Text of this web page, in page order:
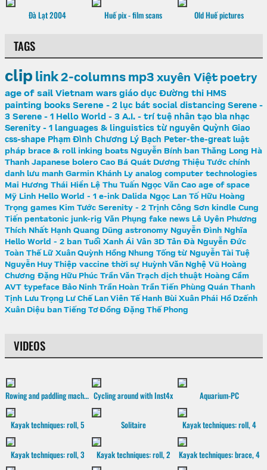
Đà Lạt 2004 Huế pix - film scans Old Huế pictures
TAGS
clip link 2-columns mp3 xuyên Việt poetry
age of sail Vietnam wars giáo dục Đường thi HMS
painting books Serene - 2 lục bát social distancing Serene -
3 Serene - 1 Hello World - 3 A.I. - trí tuệ nhân tạo bìa nhạc
Serenity - 1 languages & linguistics từ nguyên Quỳnh Giao
css-shape Phạm Đình Chương Lý Bạch Peter-the-great luật
pháp brace & roll inking boats Nguyễn Bính ban Thăng Long Hà
Thanh Japanese bolero Cao Bá Quát Dương Thiệu Tước chính
danh lưu manh Garmin Khánh Ly analog computer technologies
Mai Hương Thái Hiền Lệ Thu Tuấn Ngọc Văn Cao age of space
Mỹ Linh Hello World - 1 e-ink Dalida Ngọc Lan Tố Hữu Hoàng
Trọng games Kim Tước Serenity - 2 Trịnh Công Sơn kindle Cung
Tiến pentatonic junk-rig Văn Phụng fake news Lê Uyên Phương
Thích Nhất Hạnh Quang Dũng astronomy Nguyễn Đình Nghĩa
Hello World - 2 ban Tuổi Xanh Ái Vân 3D Tản Đà
Nguyễn Đức
Toàn Thế Lữ Xuân Quỳnh Hồng Nhung Tống từ Nguyễn Tài Tuệ
Nguyễn Huy Thiệp vaccine thời sự Huỳnh Văn Nghệ Vũ Hoàng
Chương Đặng Hữu Phúc Trần Văn Trạch dịch thuật Hoàng Cầm
AVT typeface Bảo Ninh Trần Hoàn Trần Tiến Phùng Quán Thanh
Tịnh Lưu Trọng Lư Chế Lan Viên Tế Hanh Bùi Xuân Phái
Hồ Dzếnh
Xuân Diệu ban Tiếng Tơ Đồng Đặng Thế Phong
VIDEOS
Rowing and paddling machine Cycling around with Inst4x Aquarium-PC
Kayak techniques: roll, 5 Solitaire Kayak techniques: roll, 4
Kayak techniques: roll, 3 Kayak techniques: roll, 2 Kayak techniques: brace, 4